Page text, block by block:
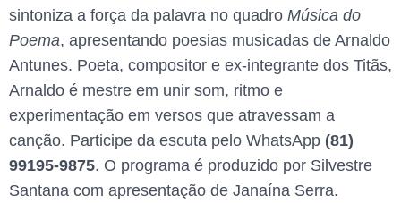
sintoniza a força da palavra no quadro Música do
Poema, apresentando poesias musicadas de Arnaldo
Antunes. Poeta, compositor e ex-integrante dos Titãs,
Arnaldo é mestre em unir som, ritmo e
experimentação em versos que atravessam a
canção. Participe da escuta pelo WhatsApp (81)
99195-9875. O programa é produzido por Silvestre
Santana com apresentação de Janaína Serra.